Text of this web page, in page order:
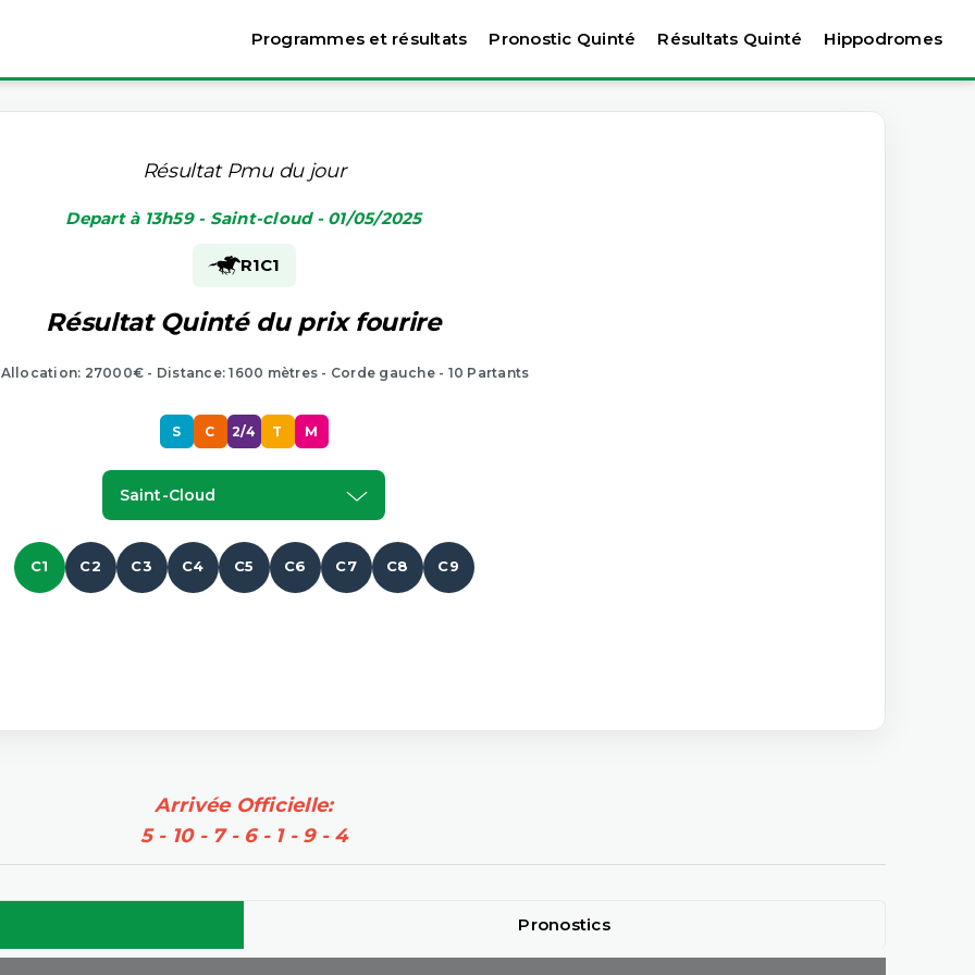
Programmes et résultats Pronostic Quinté Résultats Quinté Hippodromes
Résultat Pmu du jour
Depart à 13h59 - Saint-cloud - 01/05/2025
R1C1
Résultat Quinté du prix fourire
27000€ - Distance: 1600 mètres - Corde gauche - 10 Partants
S C 2/4 T M
Saint-Cloud
C1 C2 C3 C4 C5 C6 C7 C8 C9
Arrivée Officielle:
5 - 10 - 7 - 6 - 1 - 9 - 4
Pronostics